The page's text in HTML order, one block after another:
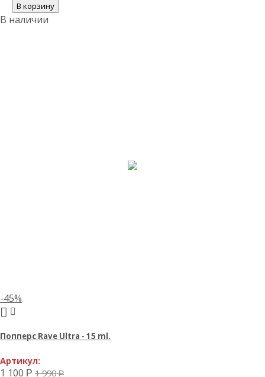
В корзину
В наличии
-45%
Попперс Rave Ultra - 15 ml.
Артикул:
1 100 Р 1 990Р